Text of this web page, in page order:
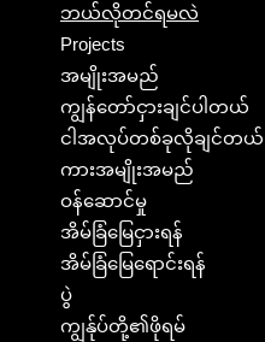
ဘယ်လိုတင်ရမလဲ
Projects
အမျိုးအမည်
ကျွန်တော်ငှားချင်ပါတယ်
ငါအလုပ်တစ်ခုလိုချင်တယ်
ကားအမျိုးအမည်
ဝန်ဆောင်မှု
အိမ်ခြံမြေငှားရန်
အိမ်ခြံမြေရောင်းရန်
ပွဲ
ကျွန်ုပ်တို့၏ဖိုရမ်